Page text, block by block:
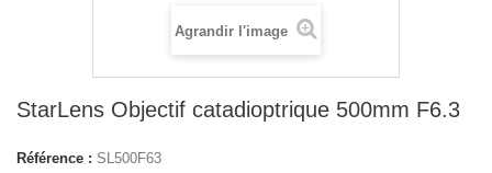
Agrandir l'image
StarLens Objectif catadioptrique 500mm F6.3
Référence : SL500F63